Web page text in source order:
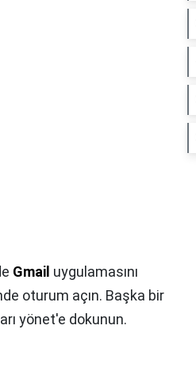
Gmail uygulamasını
oturum açın. Başka bir
yönet'e dokunun.